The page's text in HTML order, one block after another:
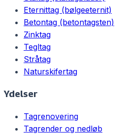
Eternittag (bølgeeternit)
Betontag (betontagsten)
Zinktag
Tegltag
Stråtag
Naturskifertag
Ydelser
Tagrenovering
Tagrender og nedløb